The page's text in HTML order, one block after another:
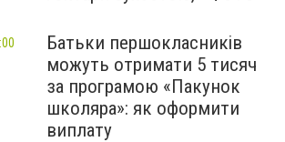
Батьки першокласників
можуть отримати 5 тисяч
за програмою «Пакунок
школяра»: як оформити
виплату